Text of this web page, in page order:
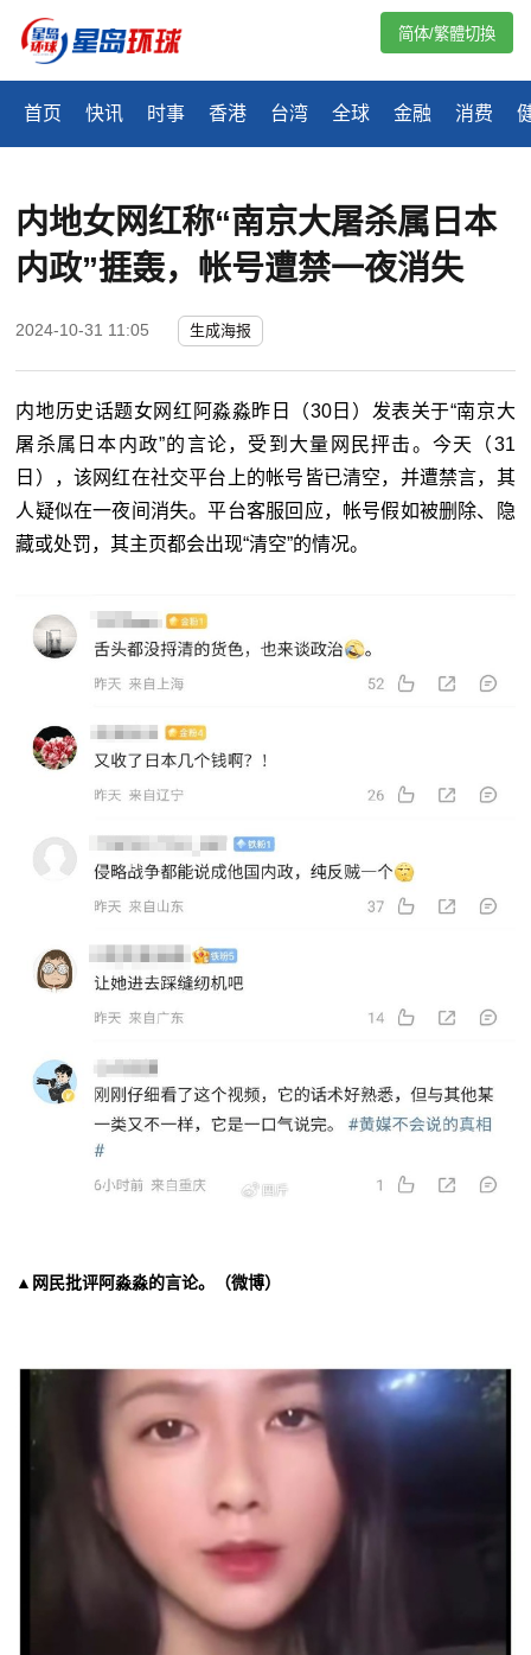
首页 快讯 时事 香港 台湾 全球 金融 消费
简体/繁體切換
内地女网红称“南京大屠杀属日本
内政”捱轰，帐号遭禁一夜消失
2024-10-31 11:05 生成海报
内地历史话题女网红阿淼淼昨日（30日）发表关于“南京大
屠杀属日本内政”的言论，受到大量网民抨击。今天（31
日），该网红在社交平台上的帐号皆已清空，并遭禁言，其
人疑似在一夜间消失。平台客服回应，帐号假如被删除、隐
藏或处罚，其主页都会出现“清空”的情况。
▲网民批评阿淼淼的言论。（微博）